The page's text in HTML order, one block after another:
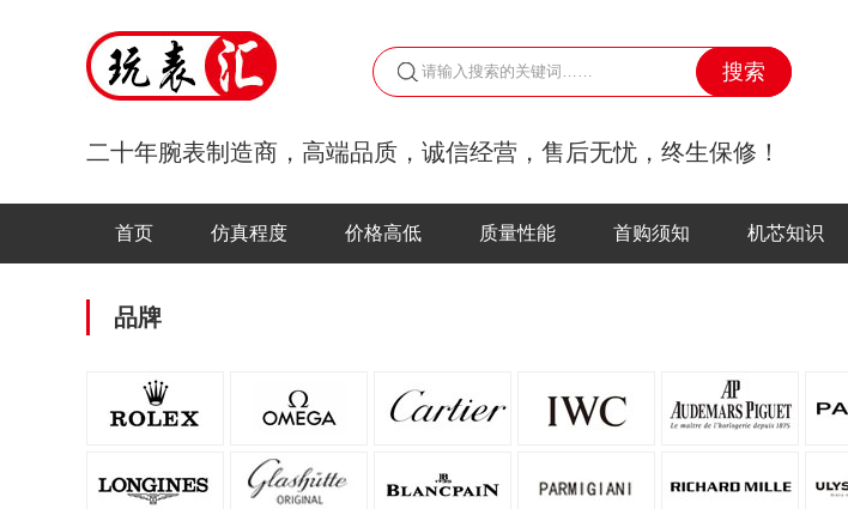
二十年腕表制造商，高端品质，诚信经营，售后无忧，终生保修！
首页 仿真程度 价格高低 质量性能 首购须知 机芯知识
品牌